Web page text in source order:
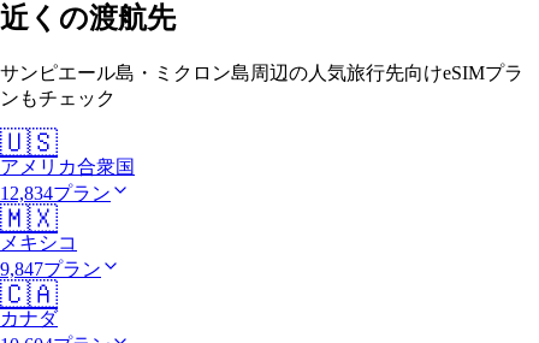
近くの渡航先
サンピエール島・ミクロン島周辺の人気旅行先向けeSIMプラ
ンもチェック
🇺🇸
アメリカ合衆国
12,834プラン
🇲🇽
メキシコ
9,847プラン
🇨🇦
カナダ